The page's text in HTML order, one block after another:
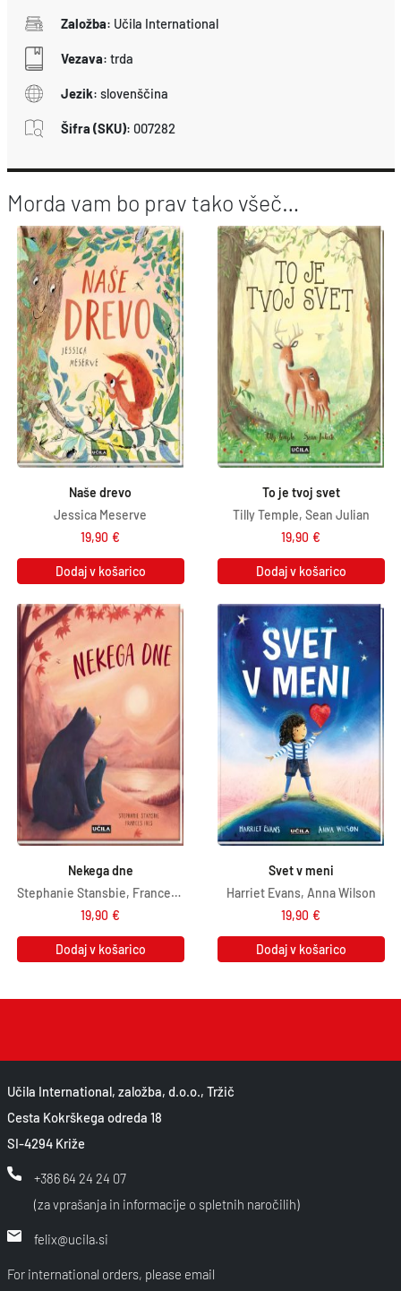
Založba: Učila International
Vezava: trda
Jezik: slovenščina
Šifra (SKU): 007282
Morda vam bo prav tako všeč…
Naše drevo
Jessica Meserve
19,90 €
Dodaj v košarico
To je tvoj svet
Tilly Temple, Sean Julian
19,90 €
Dodaj v košarico
Nekega dne
Stephanie Stansbie, Frances Ives
19,90 €
Dodaj v košarico
Svet v meni
Harriet Evans, Anna Wilson
19,90 €
Dodaj v košarico
Učila International, založba, d.o.o., Tržič
Cesta Kokrškega odreda 18
SI-4294 Križe
+386 64 24 24 07
(za vprašanja in informacije o spletnih naročilih)
felix@ucila.si
For international orders, please email